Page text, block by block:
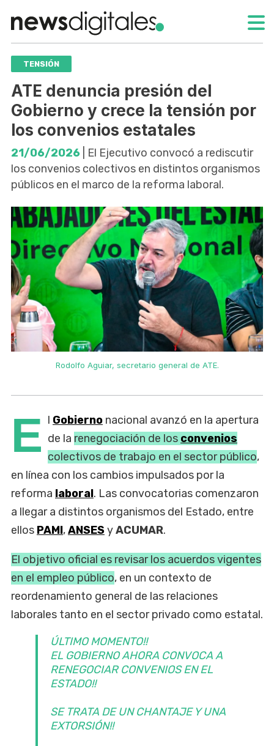
TENSIÓN
ATE denuncia presión del
Gobierno y crece la tensión por
los convenios estatales
21/06/2026 | El Ejecutivo convocó a rediscutir
los convenios colectivos en distintos organismos
públicos en el marco de la reforma laboral.
Rodolfo Aguiar, secretario general de ATE.
E l Gobierno nacional avanzó en la apertura
de la renegociación de los convenios
colectivos de trabajo en el sector público,
en línea con los cambios impulsados por la
reforma laboral. Las convocatorias comenzaron
a llegar a distintos organismos del Estado, entre
ellos PAMI,ANSESyACUMAR.
El objetivo oficial es revisar los acuerdos vigentes
en el empleo público, en un contexto de
reordenamiento general de las relaciones
laborales tanto en el sector privado como estatal.
ÚLTIMO MOMENTO!!
EL GOBIERNO AHORA CONVOCA A
RENEGOCIAR CONVENIOS EN EL
ESTADO!!
SE TRATA DE UN CHANTAJE Y UNA
EXTORSIÓN!!